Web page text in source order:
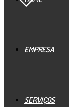
EMPRESA
SERVIÇOS